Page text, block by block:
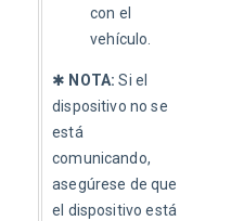
con el
vehículo.
✱ NOTA: Si el
dispositivo no se
está
comunicando,
asegúrese de que
el dispositivo está